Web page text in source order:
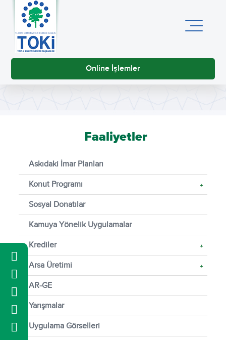
Online İşlemler
Faaliyetler
Askıdaki İmar Planları
Konut Programı +
Sosyal Donatılar
Kamuya Yönelik Uygulamalar
Krediler +
Arsa Üretimi +
AR-GE
Yarışmalar
Uygulama Görselleri